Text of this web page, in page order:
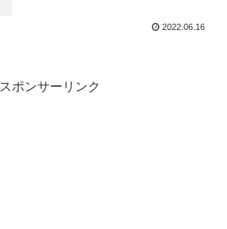
2022.06.16
スポンサーリンク